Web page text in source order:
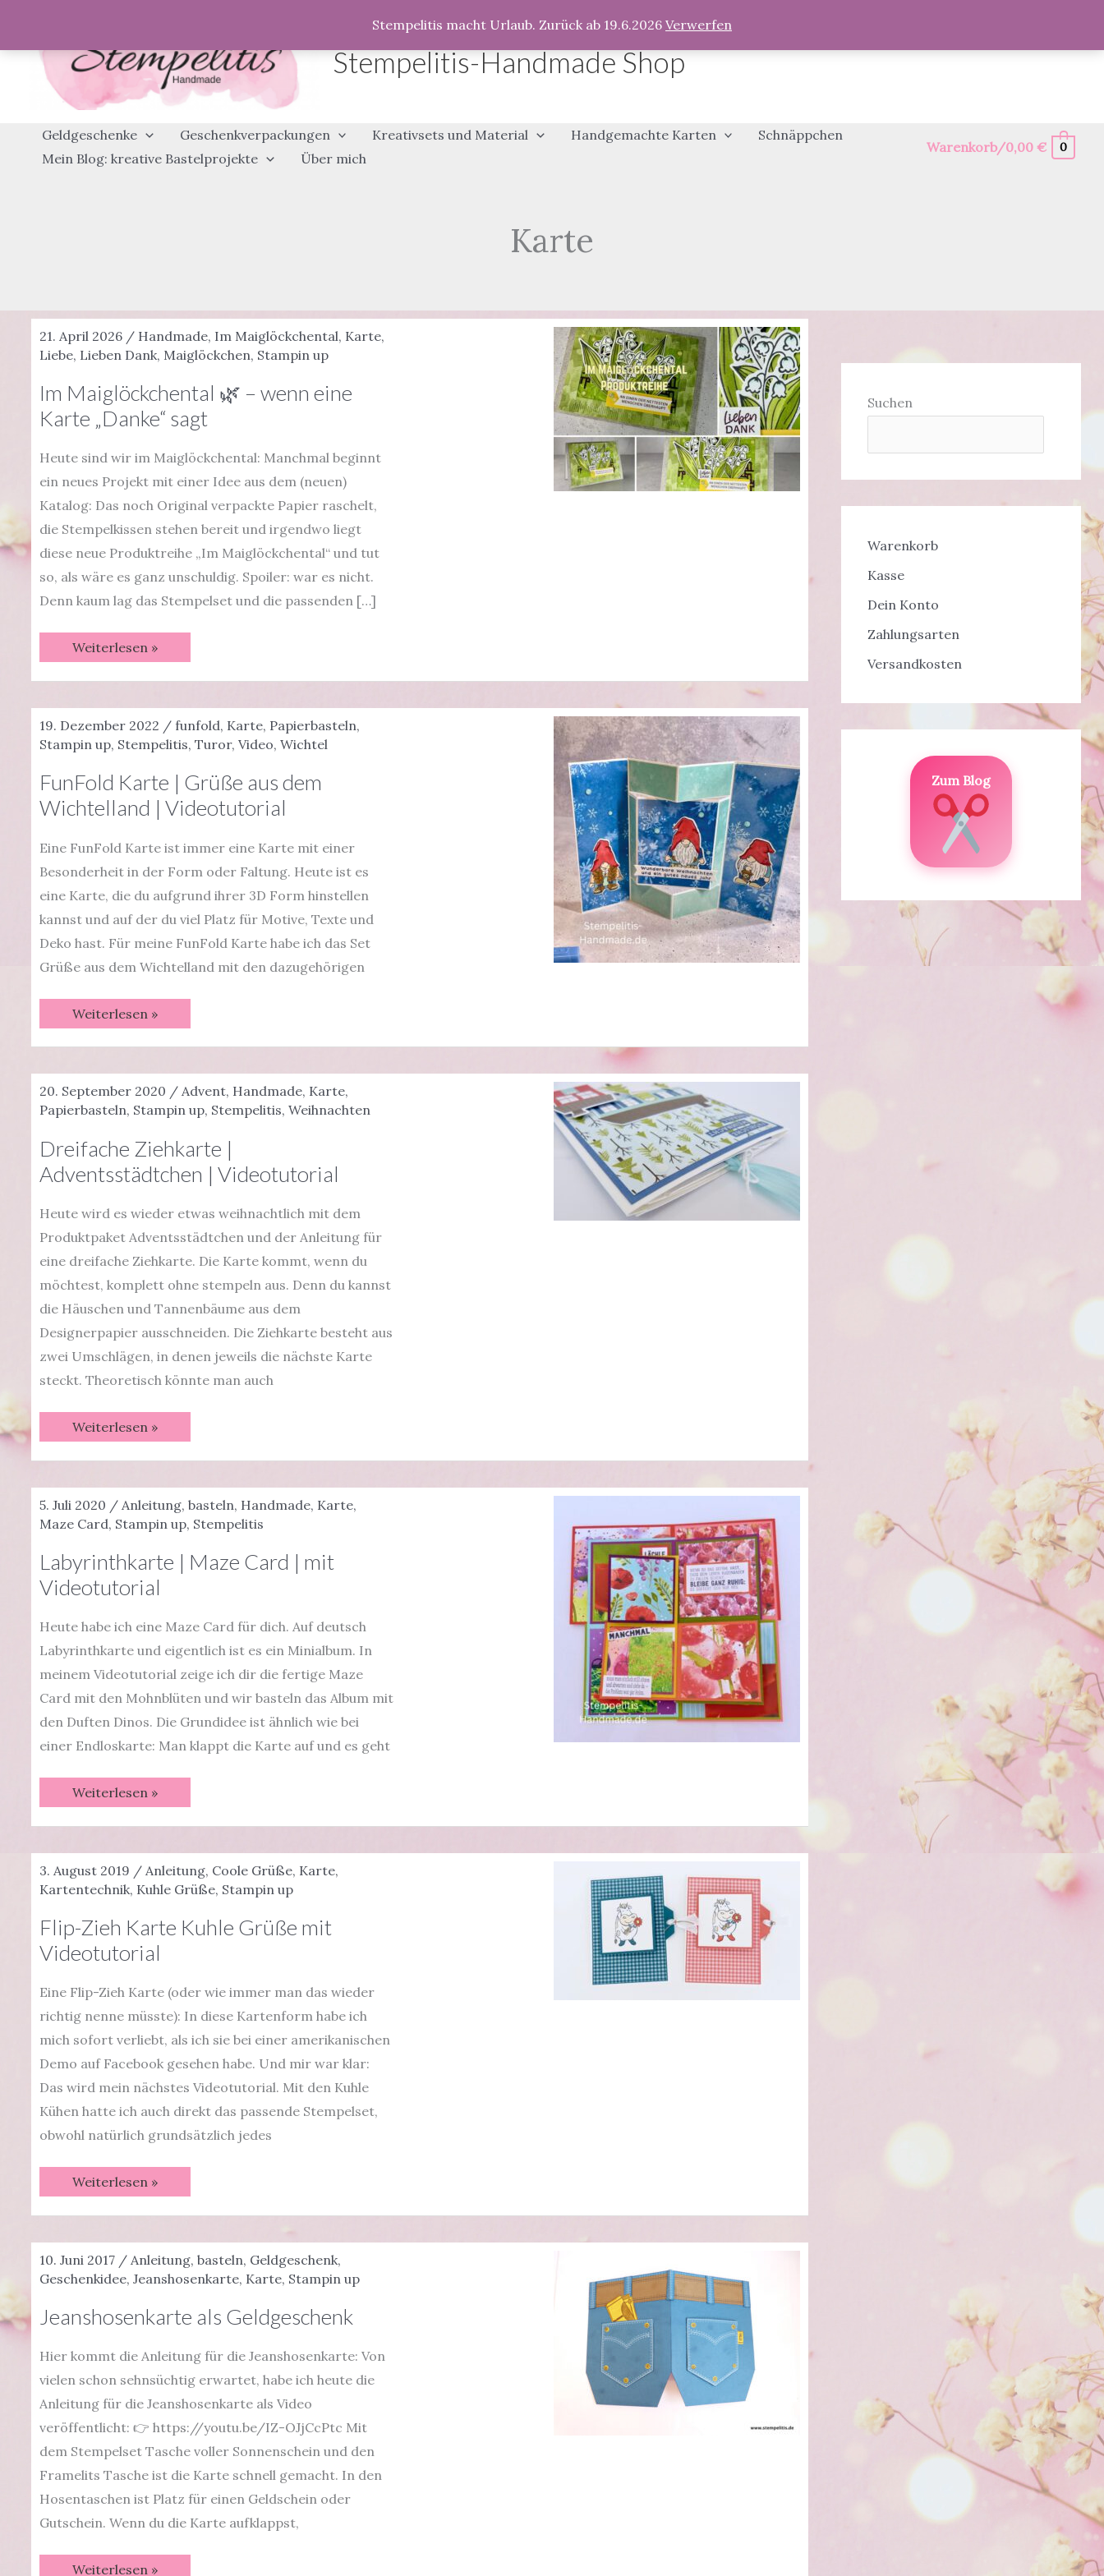
Stempelitis macht Urlaub. Zurück ab 19.6.2026 Verwerfen
springen
Stempelitis-Handmade Shop
Geldgeschenke Geschenkverpackungen Kreativsets und Material Handgemachte Karten
Schnäppchen
Mein Blog: kreative Bastelprojekte
Über mich
Warenkorb/0,00€ 0
Karte
21. April 2026 / Handmade, Im Maiglöckchental, Karte,
Liebe, Lieben Dank, Maiglöckchen, Stampin up
Im Maiglöckchental 🌿 – wenn eine
Karte „Danke“ sagt
Heute sind wir im Maiglöckchental: Manchmal beginnt
ein neues Projekt mit einer Idee aus dem (neuen)
Katalog: Das noch Original verpackte Papier raschelt,
die Stempelkissen stehen bereit und irgendwo liegt
diese neue Produktreihe „Im Maiglöckchental“ und tut
so, als wäre es ganz unschuldig. Spoiler: war es nicht.
Denn kaum lag das Stempelset und die passenden […]
Im
Maiglöckchental
–
eine
Karte
„Danke“
sagt
Weiterlesen »
19. Dezember 2022 / funfold, Karte, Papierbasteln,
Stampin up, Stempelitis, Turor, Video, Wichtel
FunFold Karte | Grüße aus dem
Wichtelland | Videotutorial
Eine FunFold Karte ist immer eine Karte mit einer
Besonderheit in der Form oder Faltung. Heute ist es
eine Karte, die du aufgrund ihrer 3D Form hinstellen
kannst und auf der du viel Platz für Motive, Texte und
Deko hast. Für meine FunFold Karte habe ich das Set
Grüße aus dem Wichtelland mit den dazugehörigen
FunFold
Karte
Grüße
dem
Wichtelland
|
Videotutorial
Weiterlesen »
20. September 2020 / Advent, Handmade, Karte,
Papierbasteln, Stampin up, Stempelitis, Weihnachten
Dreifache Ziehkarte |
Adventsstädtchen | Videotutorial
Heute wird es wieder etwas weihnachtlich mit dem
Produktpaket Adventsstädtchen und der Anleitung für
eine dreifache Ziehkarte. Die Karte kommt, wenn du
möchtest, komplett ohne stempeln aus. Denn du kannst
die Häuschen und Tannenbäume aus dem
Designerpapier ausschneiden. Die Ziehkarte besteht aus
zwei Umschlägen, in denen jeweils die nächste Karte
steckt. Theoretisch könnte man auch
Dreifache
Ziehkarte
Adventsstädtchen
Videotutorial
Weiterlesen »
5. Juli 2020 / Anleitung, basteln, Handmade, Karte,
Maze Card, Stampin up, Stempelitis
Labyrinthkarte | Maze Card | mit
Videotutorial
Heute habe ich eine Maze Card für dich. Auf deutsch
Labyrinthkarte und eigentlich ist es ein Minialbum. In
meinem Videotutorial zeige ich dir die fertige Maze
Card mit den Mohnblüten und wir basteln das Album mit
den Duften Dinos. Die Grundidee ist ähnlich wie bei
einer Endloskarte: Man klappt die Karte auf und es geht
Labyrinthkarte
|
Card
mit
Videotutorial
Weiterlesen »
3. August 2019 / Anleitung, Coole Grüße, Karte,
Kartentechnik, Kuhle Grüße, Stampin up
Flip-Zieh Karte Kuhle Grüße mit
Videotutorial
Eine Flip-Zieh Karte (oder wie immer man das wieder
richtig nenne müsste): In diese Kartenform habe ich
mich sofort verliebt, als ich sie bei einer amerikanischen
Demo auf Facebook gesehen habe. Und mir war klar:
Das wird mein nächstes Videotutorial. Mit den Kuhle
Kühen hatte ich auch direkt das passende Stempelset,
obwohl natürlich grundsätzlich jedes
Flip-
Zieh
Kuhle
mit
Videotutorial
Weiterlesen »
10. Juni 2017 / Anleitung, basteln, Geldgeschenk,
Geschenkidee, Jeanshosenkarte, Karte, Stampin up
Jeanshosenkarte als Geldgeschenk
Hier kommt die Anleitung für die Jeanshosenkarte: Von
vielen schon sehnsüchtig erwartet, habe ich heute die
Anleitung für die Jeanshosenkarte als Video
veröffentlicht: 👉 https://youtu.be/IZ-OJjCcPtc Mit
dem Stempelset Tasche voller Sonnenschein und den
Framelits Tasche ist die Karte schnell gemacht. In den
Hosentaschen ist Platz für einen Geldschein oder
Gutschein. Wenn du die Karte aufklappst,
Jeanshosenkarte
Weiterlesen »
Suchen
Warenkorb
Kasse
Dein Konto
Zahlungsarten
Versandkosten
Zum Blog